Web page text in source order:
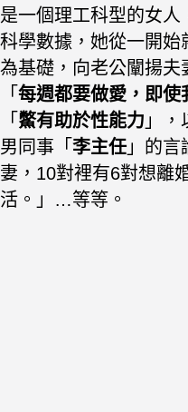
是一個理工科型的女人
科學數據，她從一開始
為基礎，向老公闡揚夫
「 每週都要做愛，即使
「 鱉有助於性能力 」
男同事「 李主任 」的
妻，10對裡有6對想離
活。」 …等等。